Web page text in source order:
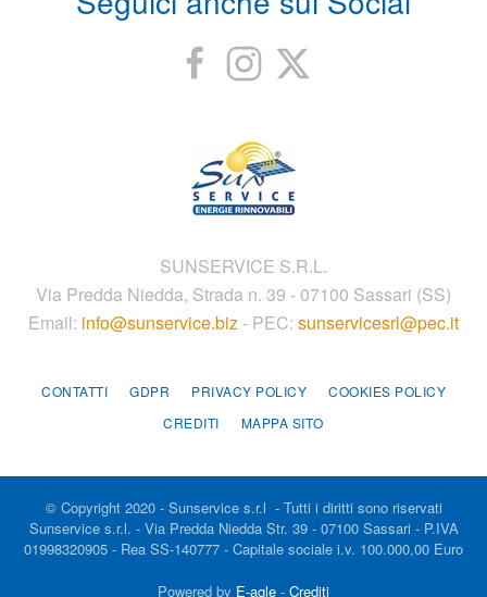
SUNSERVICE S.R.L.
Via Predda Niedda, Strada n. 39 - 07100 Sassari (SS)
Email: info@sunservice.biz - PEC: sunservicesrl@pec.it
CONTATTI GDPR PRIVACY POLICY
COOKIES POLICY
CREDITI
MAPPA SITO
© Copyright 2020 - Sunservice s.r.l - Tutti i diritti sono riservati
Sunservice s.r.l. - Via Predda Niedda Str. 39 - 07100 Sassari - P.IVA
01998320905 - Rea SS-140777 - Capitale sociale i.v. 100.000,00 Euro
Powered by E-agle - Crediti